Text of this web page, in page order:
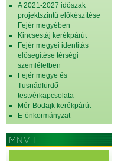
A 2021-2027 időszak
projektszintű előkészítése
Fejér megyében
Kincsestáj kerékpárút
Fejér megyei identitás
elősegítése térségi
szemléletben
Fejér megye és
Tusnádfürdő
testvérkapcsolata
Mór-Bodajk kerékpárút
E-önkormányzat
MNVH